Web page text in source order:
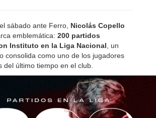
sábado ante Ferro, Nicolás Copello
emblemática: 200 partidos
Instituto en la Liga Nacional , un
consolida como uno de los jugadores
del último tiempo en el club.